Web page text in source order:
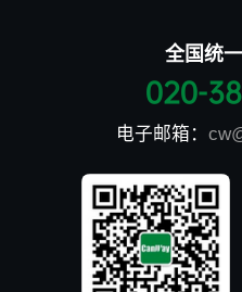
全国统
020-
电子邮箱：